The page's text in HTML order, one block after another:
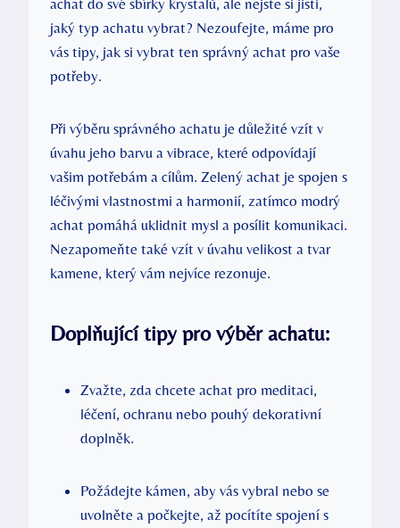
jaký typ achatu vybrat? Nezoufejte, máme pro
vás tipy, jak si vybrat ten správný achat pro vaše
potřeby.
Při výběru správného achatu je důležité vzít v
úvahu jeho barvu a vibrace, které odpovídají
vašim potřebám a cílům. Zelený achat je spojen s
léčivými vlastnostmi a harmonií, zatímco modrý
achat pomáhá uklidnit mysl a posílit komunikaci.
Nezapomeňte také vzít v úvahu velikost a tvar
kamene, který vám nejvíce rezonuje.
Doplňující tipy pro výběr achatu:
Zvažte, zda chcete achat pro meditaci,
léčení, ochranu nebo pouhý dekorativní
doplněk.
Požádejte kámen, aby vás vybral nebo se
uvolněte a počkejte, až pocítíte spojení s